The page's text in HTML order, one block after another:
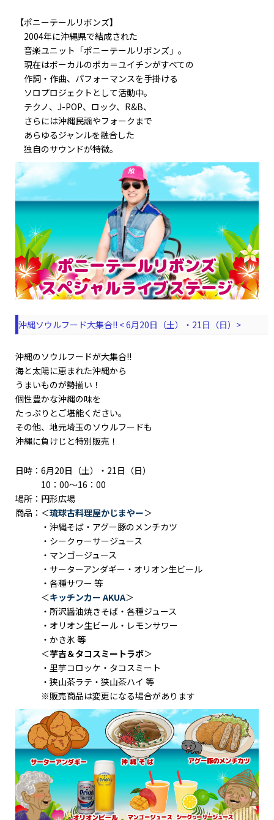
【ポニーテールリボンズ】
2004年に沖縄県で結成された
音楽ユニット「ポニーテールリボンズ」。
現在はボーカルのポカ＝ユイチンがすべての
作詞・作曲、パフォーマンスを手掛ける
ソロプロジェクトとして活動中。
テクノ、J-POP、ロック、R&B、
さらには沖縄民謡やフォークまで
あらゆるジャンルを融合した
独自のサウンドが特徴。
沖縄ソウルフード大集合!! < 6月20日（土）・21日（日）>
沖縄のソウルフードが大集合!!
海と太陽に恵まれた沖縄から
うまいものが勢揃い！
個性豊かな沖縄の味を
たっぷりとご堪能ください。
その他、地元埼玉のソウルフードも
沖縄に負けじと特別販売！
日時：6月20日（土）・21日（日）
10：00～16：00
場所：円形広場
商品：＜琉球古料理屋かじまやー＞
・沖縄そば・アグー豚のメンチカツ
・シークヮーサージュース
・マンゴージュース
・サーターアンダギー・オリオン生ビール
・各種サワー 等
＜キッチンカー AKUA＞
・所沢醤油焼きそば・各種ジュース
・オリオン生ビール・レモンサワー
・かき氷 等
＜芋吉＆タコスミートラボ＞
・里芋コロッケ・タコスミート
・狭山茶ラテ・狭山茶ハイ 等
※販売商品は変更になる場合があります